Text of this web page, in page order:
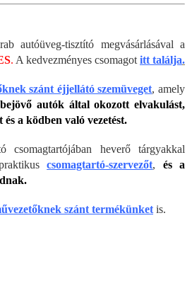
autóüveg-tisztító megvásárlásával a
. A kedvezményes csomagot itt találja.
szánt éjjellátó szemüveget, amely
autók által okozott elvakulást,
és a ködben való vezetést.
heverő tárgyakkal
csomagtartó-szervezőt, és a
szánt termékünket is.